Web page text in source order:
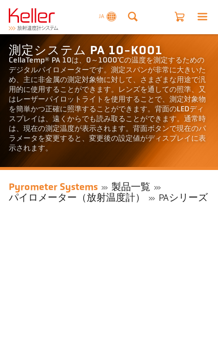
JA
測定システム PA 10-K001
CellaTemp® PA 10は、0～1000℃の温度を測定するための
デジタルパイロメーターです。測定スパンが非常に大きいた
め、主に非金属の測定対象物に対して、さまざまな用途で汎
用的に使用することができます。レンズを通しての照準、又
はレーザーパイロットライトを使用することで、測定対象物
を簡単かつ正確に照準することができます。背面のLEDディ
スプレイは、遠くからでも読み取ることができます。通常時
は、現在の測定温度が表示されます。背面ボタンで現在のパ
ラメータを変更すると、変更後の設定値がディスプレイに表
示されます。
Pyrometer Systems
製品一覧
パイロメーター（放射温度計）
PAシリーズ